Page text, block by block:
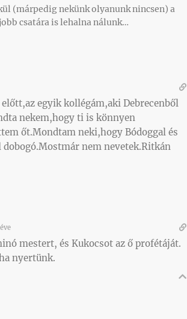
(márpedig nekünk olyanunk nincsen) a
csatára is lehalna nálunk…
egyik kollégám,aki Debrecenből
nekem,hogy ti is könnyen
őt.Mondtam neki,hogy Bódoggal és
dobogó.Mostmár nem nevetek.Ritkán
mestert, és Kukocsot az ő profétáját.
nyertünk.